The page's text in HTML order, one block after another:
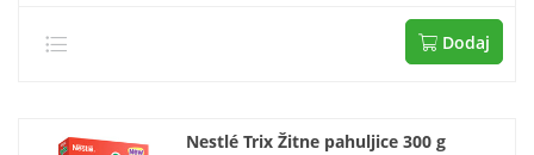
Dodaj
Nestlé Trix Žitne pahuljice 300 g